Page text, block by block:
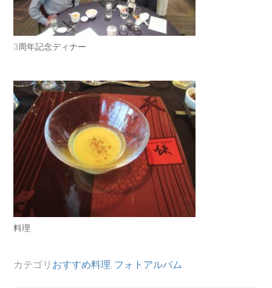
3周年記念ディナー
料理
カテゴリ おすすめ料理 フォトアルバム